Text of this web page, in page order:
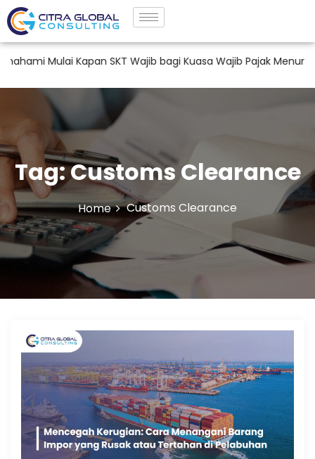
Mulai Kapan SKT Wajib bagi Kuasa Wajib Pajak Menurut
Tag:Customs Clearance
Home Customs Clearance